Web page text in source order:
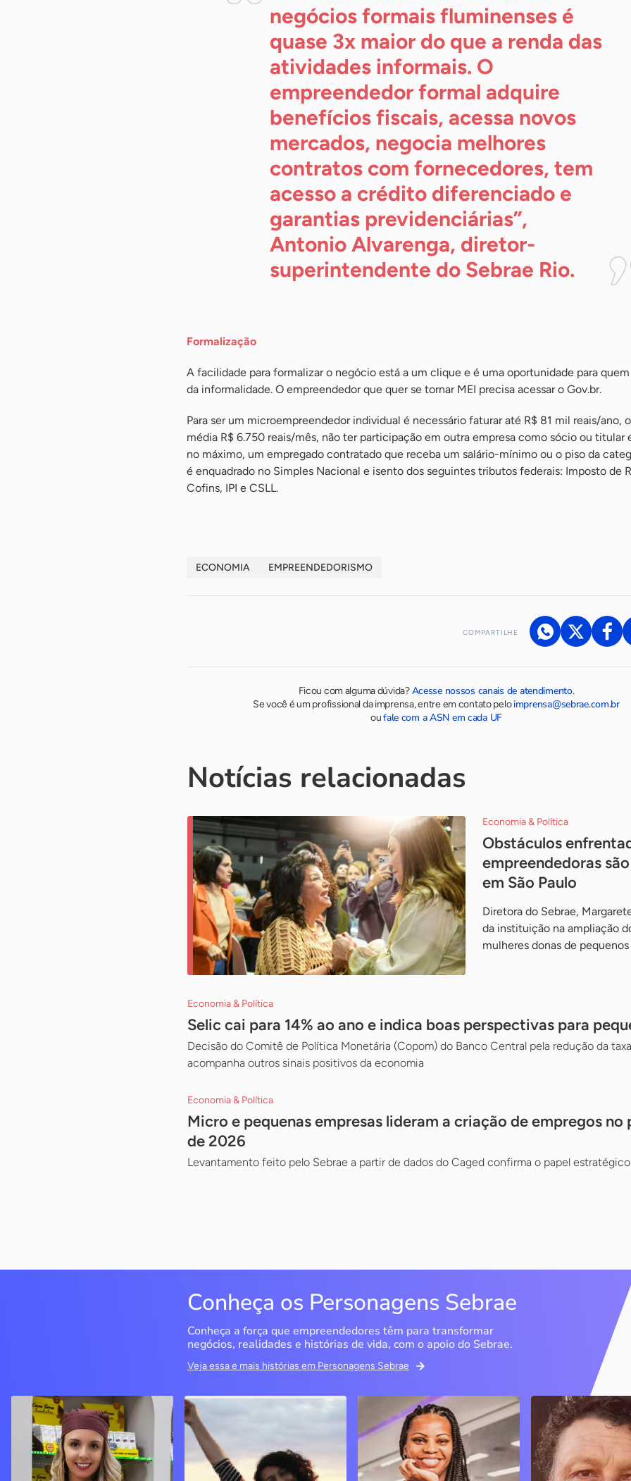
negócios formais fluminenses é
quase 3x maior do que a renda das
atividades informais. O
empreendedor formal adquire
benefícios fiscais, acessa novos
mercados, negocia melhores
contratos com fornecedores, tem
acesso a crédito diferenciado e
garantias previdenciárias”,
Antonio Alvarenga, diretor-
superintendente do Sebrae Rio.
Formalização
A facilidade para formalizar o negócio está a um clique e é uma oportunidade para quem
da informalidade. O empreendedor que quer se tornar MEI precisa acessar o Gov.br.
Para ser um microempreendedor individual é necessário faturar até R$ 81 mil reais/ano,
média R$ 6.750 reais/mês, não ter participação em outra empresa como sócio ou titular
no máximo, um empregado contratado que receba um salário-mínimo ou o piso da
é enquadrado no Simples Nacional e isento dos seguintes tributos federais: Imposto de
Cofins, IPI e CSLL.
ECONOMIA EMPREENDEDORISMO
COMPARTILHE
Ficou com alguma dúvida?Acesse nossos canais de atendimento.
Se você é um profissional da imprensa, entre em contato peloimprensa@sebrae.com.br
oufale com a ASN em cada UF
Notícias relacionadas
Economia & Política
Obstáculos
empreendedoras
em São Paulo
Diretora do Sebrae,
da instituição na ampliação
mulheres donas de
Economia & Política
Selic cai para 14% ao ano e indica boas perspectivas para
Decisão do Comitê de Política Monetária (Copom) do Banco Central pela redução da
acompanha outros sinais positivos da economia
Economia & Política
Micro e pequenas empresas lideram a criação de empregos
de 2026
Levantamento feito pelo Sebrae a partir de dados do Caged confirma o papel estratégico
Conheça os Personagens Sebrae
Conheça a força que empreendedores têm para transformar
negócios, realidades e histórias de vida, com o apoio do Sebrae.
Veja essa e mais histórias em Personagens Sebrae
Cacau Serra
Urubici / SC
A empreendedora decidiu
seguir seu sonho de ter um
Seriema Ecoturismo
Rio da Conceição / TO
O objetivo era ter um CNPJ
para fazer cursos, mas o
Studio Olimpic Shape
São Paulo / SP
A ex-atleta olímpica e
empresária diz que o Sebrae
DG
Água Mineral
Marília / SP
Entenda como o